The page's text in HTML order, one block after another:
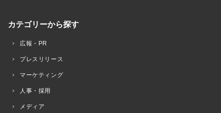
カテゴリーから探す
広報・PR
プレスリリース
マーケティング
人事・採用
メディア